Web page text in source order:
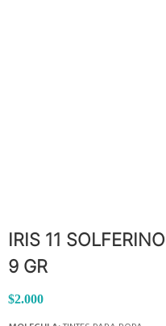
IRIS 11 SOLFERINO
9 GR
$2.000